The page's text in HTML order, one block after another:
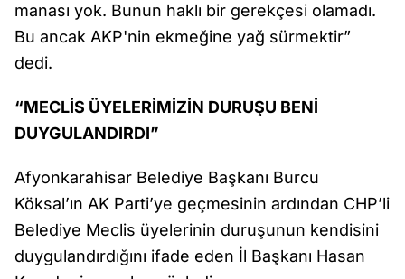
manası yok. Bunun haklı bir gerekçesi olamadı.
Bu ancak AKP'nin ekmeğine yağ sürmektir”
dedi.
“MECLİS ÜYELERİMİZİN DURUŞU BENİ
DUYGULANDIRDI”
Afyonkarahisar Belediye Başkanı Burcu
Köksal’ın AK Parti’ye geçmesinin ardından CHP’li
Belediye Meclis üyelerinin duruşunun kendisini
duygulandırdığını ifade eden İl Başkanı Hasan